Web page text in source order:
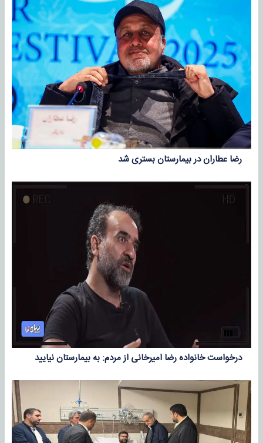
رضا عطاران در بیمارستان بستری شد
درخواست خانواده رضا امیرخانی از مردم: به بیمارستان نیایید